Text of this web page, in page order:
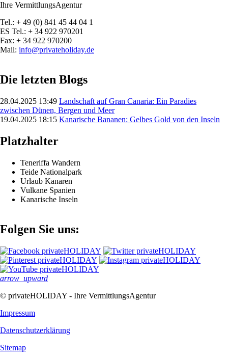
Ihre VermittlungsAgentur
Tel.: + 49 (0) 841 45 44 04 1
ES Tel.: + 34 922 970201
Fax: + 34 922 970200
Mail: info@privateholiday.de
Die letzten Blogs
28.04.2025 13:49 Landschaft auf Gran Canaria: Ein Paradies
zwischen Dünen, Bergen und Meer
19.04.2025 18:15 Kanarische Bananen: Gelbes Gold von den Inseln
Platzhalter
Teneriffa Wandern
Teide Nationalpark
Urlaub Kanaren
Vulkane Spanien
Kanarische Inseln
Folgen Sie uns:
arrow_upward
© privateHOLIDAY - Ihre VermittlungsAgentur
Impressum
Datenschutz­erklärung
Sitemap